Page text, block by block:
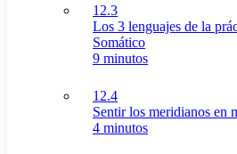
12.3
Los 3 lenguajes de la
Somático
9 minutos
12.4
Sentir los meridianos en
4 minutos